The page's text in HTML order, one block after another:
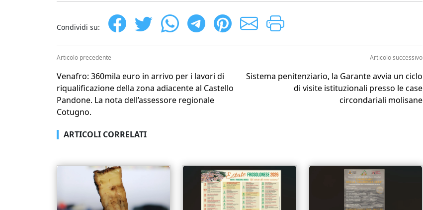
Condividi su:
Articolo precedente
Venafro: 360mila euro in arrivo per i lavori di
riqualificazione della zona adiacente al Castello
Pandone. La nota dell’assessore regionale
Cotugno.
Articolo successivo
Sistema penitenziario, la Garante avvia un ciclo
di visite istituzionali presso le case
circondariali molisane
ARTICOLI CORRELATI